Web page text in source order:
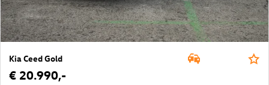
Kia Ceed Gold
€ 20.990,-